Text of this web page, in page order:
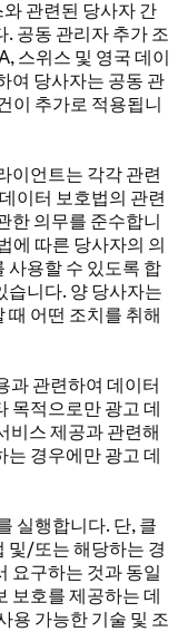
관련된 당사자 간
공동 관리자 추가 조
스위스 및 영국 데이
여 당사자는 공동 관
이 추가로 적용됩니
이언트는 각각 관련
이터 보호법의 관련
한 의무를 준수합니
에 따른 당사자의 의
사용할 수 있도록 합
습니다. 양 당사자는
때 어떤 조치를 취해
과 관련하여 데이터
목적으로만 광고 데
비스 제공과 관련해
는 경우에만 광고 데
실행합니다. 단, 클
및/또는 해당하는 경
요구하는 것과 동일
보호를 제공하는 데
용 가능한 기술 및 조